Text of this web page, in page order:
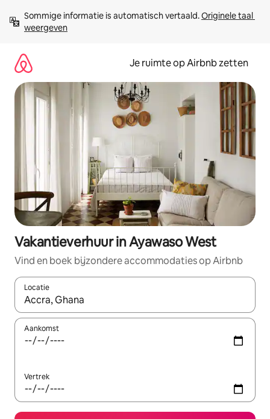
direct
naar
Sommige informatie is automatisch vertaald. Originele taal
weergeven
Je ruimte op Airbnb zetten
Vakantieverhuur in Ayawaso West
Vind en boek bijzondere accommodaties op Airbnb
Locatie
Wanneer er suggesties beschikbaar zijn, maak je een keuze
Aankomst
Vertrek